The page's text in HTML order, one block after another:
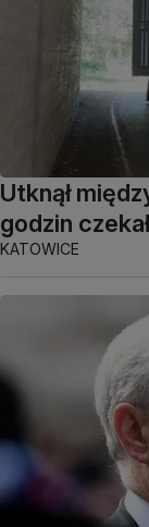
Utknął
godzin
KATOWICE